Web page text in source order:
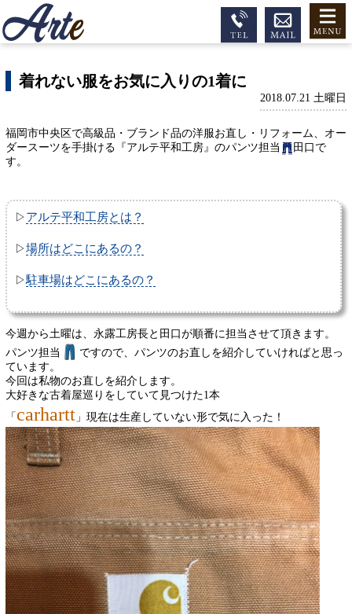
着れない服をお気に入りの1着に
2018.07.21 土曜日
福岡市中央区で高級品・ブランド品の洋服お直し・リフォーム、オー
ダースーツを手掛ける『アルテ平和工房』のパンツ担当
田口で
す。
▷ アルテ平和工房とは？
▷ 場所はどこにあるの？
▷ 駐車場はどこにあるの？
今週から土曜は、永露工房長と田口が順番に担当させて頂きます。
パンツ担当
ですので、パンツのお直しを紹介していければと思っ
ています。
今回は私物のお直しを紹介します。
大好きな古着屋巡りをしていて見つけた1本
「 carhartt 」現在は生産していない形で気に入った！